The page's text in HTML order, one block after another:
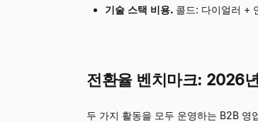
기술 스택 비용. 콜드: 다이얼러 +
전환율 벤치마크: 2026
두 가지 활동을 모두 운영하는 B2B 영